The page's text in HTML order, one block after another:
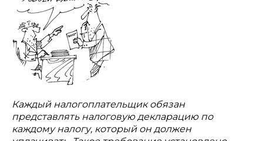
Каждый налогоплательщик обязан
представлять налоговую декларацию по
каждому налогу, который он должен